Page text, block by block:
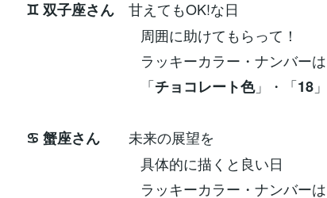
♊ 双子座さん 甘えてもOK!な日
周囲に助けてもらって！
ラッキーカラー・ナンバーは
「チョコレート色」・「18 」
♋ 蟹座さん 未来の展望を
具体的に描くと良い日
ラッキーカラー・ナンバーは